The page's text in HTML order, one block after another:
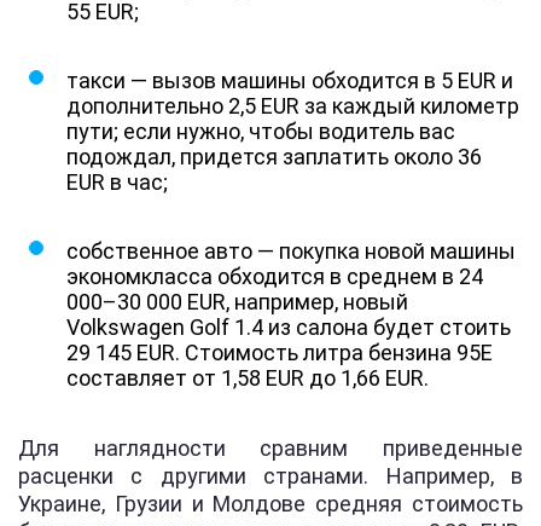
55 EUR;
такси — вызов машины обходится в 5 EUR и
дополнительно 2,5 EUR за каждый километр
пути; если нужно, чтобы водитель вас
подождал, придется заплатить около 36
EUR в час;
собственное авто — покупка новой машины
экономкласса обходится в среднем в 24
000–30 000 EUR, например, новый
Volkswagen Golf 1.4 из салона будет стоить
29 145 EUR. Стоимость литра бензина 95E
составляет от 1,58 EUR до 1,66 EUR.
Для наглядности сравним приведенные
расценки с другими странами. Например, в
Украине, Грузии и Молдове средняя стоимость